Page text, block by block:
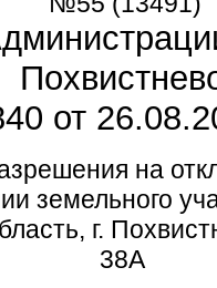
от
на
земельного
г.
38А